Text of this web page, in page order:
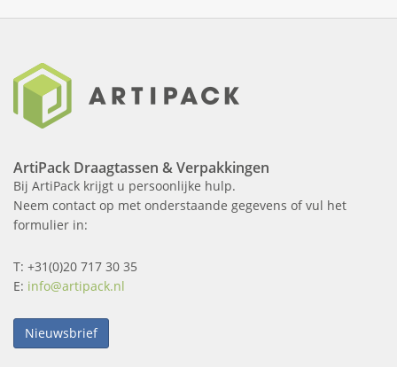
ArtiPack Draagtassen & Verpakkingen
Bij ArtiPack krijgt u persoonlijke hulp.
Neem contact op met onderstaande gegevens of vul het
formulier in:
T: +31(0)20 717 30 35
E: info@artipack.nl
Nieuwsbrief